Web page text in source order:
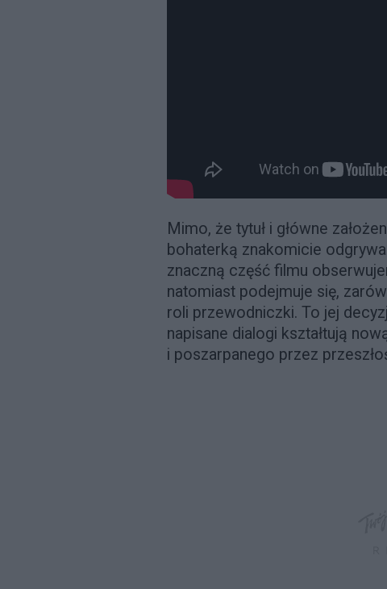
Mimo, że tytuł i główne
bohaterką znakomicie
znaczną część filmu
natomiast podejmuje się,
roli przewodniczki. To jej
napisane dialogi kształtują
i poszarpanego przez